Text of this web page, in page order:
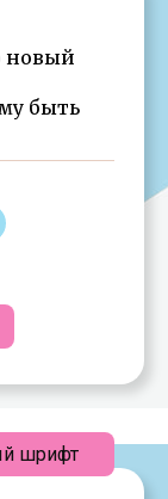
новый
быть
шрифт